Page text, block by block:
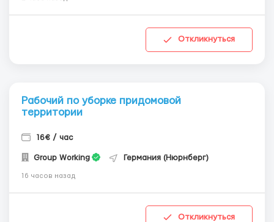
Откликнуться
Рабочий по уборке придомовой
территории
16€ / час
Group Working Германия (Нюрнберг)
16 часов назад
Откликнуться